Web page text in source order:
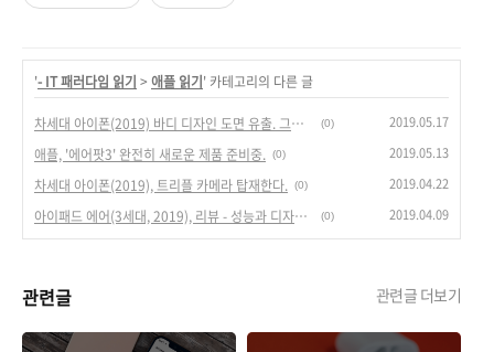
'- IT 패러다임 읽기 > 애플 읽기' 카테고리의 다른 글
차세대 아이폰(2019) 바디 디자인 도면 유출. 그리고 렌더링 이미지. (0) 2019.05.17
애플, '에어팟3' 완전히 새로운 제품 준비중. (0) 2019.05.13
차세대 아이폰(2019), 트리플 카메라 탑재한다. (0) 2019.04.22
아이패드 에어(3세대, 2019), 리뷰 - 성능과 디자인이 가격을 넘어서다. (0) 2019.04.09
관련글 관련글 더보기